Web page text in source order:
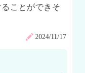
ことができそ
2024/11/17